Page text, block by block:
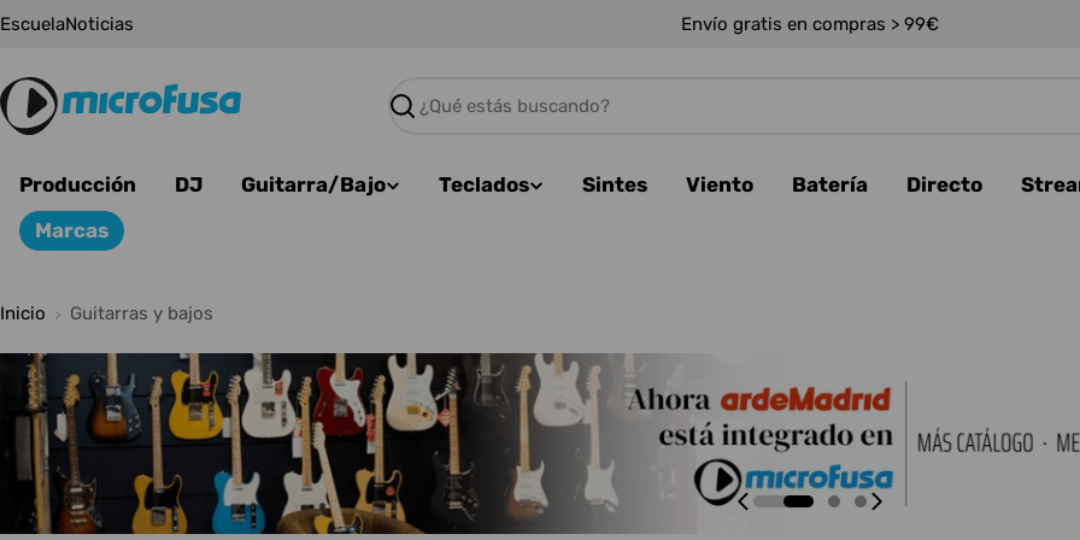
Saltar
EscuelaNoticias Envío gratis en compras > 99€
Buscar
Producción DJ Guitarra/Bajo Teclados Sintes Viento Batería Directo
Marcas
Inicio Guitarras y bajos